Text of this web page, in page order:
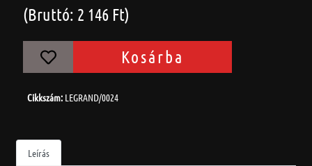
(Bruttó: 2 146 Ft)
Kosárba
Cikkszám: LEGRAND/0024
Leírás